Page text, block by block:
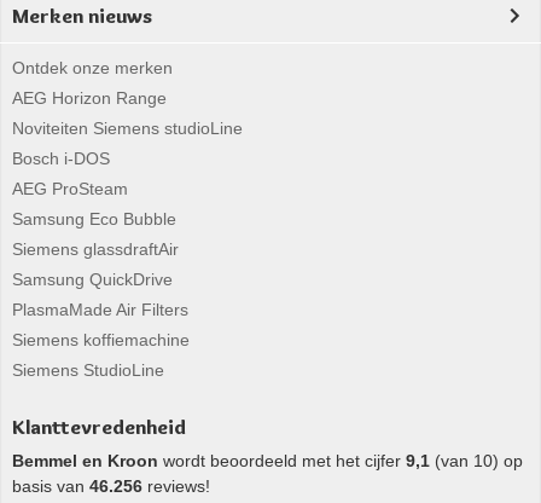
Merken nieuws
Ontdek onze merken
AEG Horizon Range
Noviteiten Siemens studioLine
Bosch i-DOS
AEG ProSteam
Samsung Eco Bubble
Siemens glassdraftAir
Samsung QuickDrive
PlasmaMade Air Filters
Siemens koffiemachine
Siemens StudioLine
Klanttevredenheid
Bemmel en Kroon wordt beoordeeld met het cijfer 9,1 (van 10) op
basis van 46.256 reviews!